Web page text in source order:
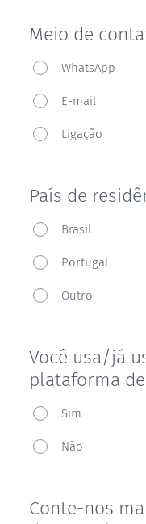
Meio de
Meio
de
contato
de
WhatsApp
E-mail
Ligação
País de
País
de
residência
Brasil
Portugal
Outro
Você usa/já
plataforma
Você
usa/já
usou
plataforma
Sim
Não
Conte-nos